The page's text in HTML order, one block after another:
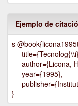
Ejemplo de
s
author={Licona,
year={1995},
}